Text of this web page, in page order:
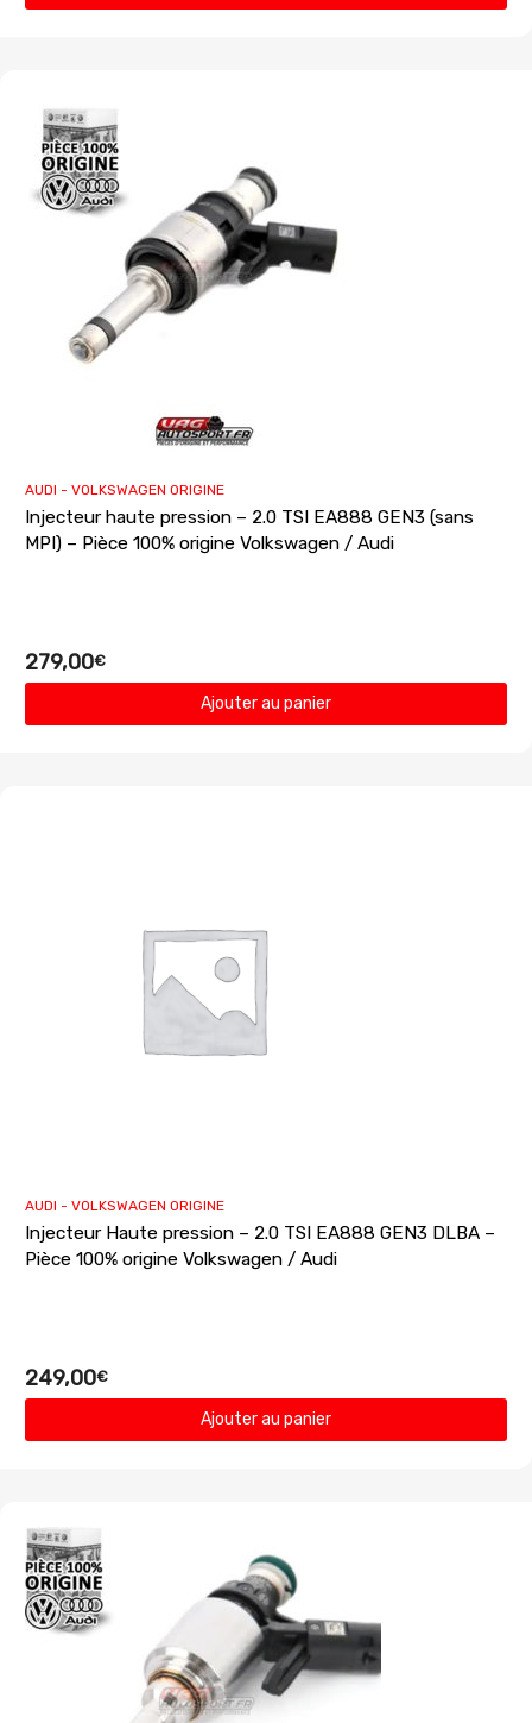
AUDI - VOLKSWAGEN ORIGINE
Injecteur haute pression – 2.0 TSI EA888 GEN3 (sans
MPI) – Pièce 100% origine Volkswagen / Audi
279,00€
Ajouter au panier
AUDI - VOLKSWAGEN ORIGINE
Injecteur Haute pression – 2.0 TSI EA888 GEN3 DLBA –
Pièce 100% origine Volkswagen / Audi
249,00€
Ajouter au panier